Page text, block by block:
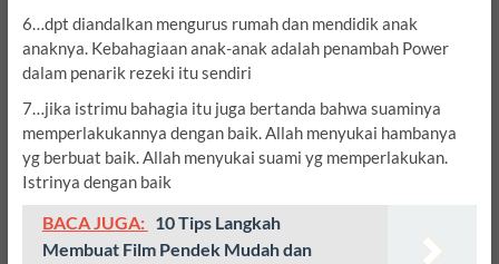
6…dpt diandalkan mengurus rumah dan mendidik anak
anaknya. Kebahagiaan anak-anak adalah penambah Power
dalam penarik rezeki itu sendiri
7…jika istrimu bahagia itu juga bertanda bahwa suaminya
memperlakukannya dengan baik. Allah menyukai hambanya
yg berbuat baik. Allah menyukai suami yg memperlakukan.
Istrinya dengan baik
BACA JUGA: 10 Tips Langkah
Membuat Film Pendek Mudah dan